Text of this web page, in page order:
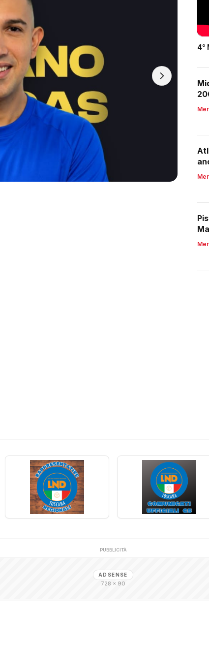
4°
PUBBLICITÀ
ADSENSE
728 × 90